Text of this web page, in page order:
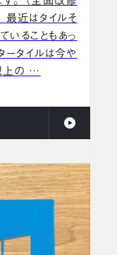
最近はタイルそ
いることもあっ
ータイルは今や
上の …